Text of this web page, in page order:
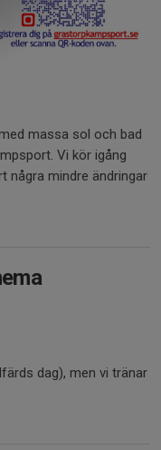
massa sol och bad
Vi kör igång
några mindre ändringar
dag), men vi tränar